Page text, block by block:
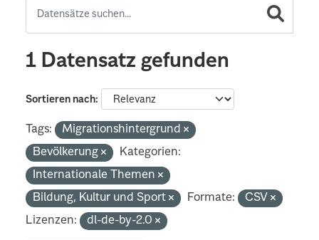
1 Datensatz gefunden
Sortieren nach
Tags:
Migrationshintergrund
Bevölkerung
Kategorien:
Internationale Themen
Bildung, Kultur und Sport
Formate:
CSV
Lizenzen:
dl-de-by-2.0